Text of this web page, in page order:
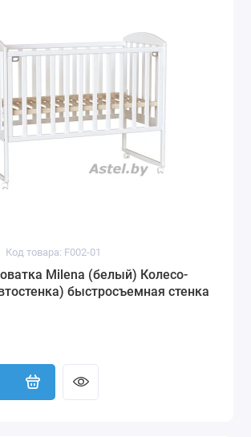
Код товара: F002-01
Milena (белый) Колесо-
быстросъемная стенка